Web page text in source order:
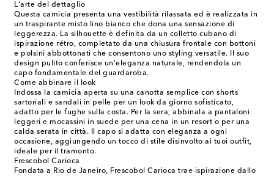
L'arte del dettaglio
Questa camicia presenta una vestibilità rilassata ed è realizzata in
un traspirante misto lino bianco che dona una sensazione di
leggerezza. La silhouette è definita da un colletto cubano di
ispirazione rétro, completato da una chiusura frontale con bottoni
e polsini abbottonati che consentono uno styling versatile. Il suo
design pulito conferisce un'eleganza naturale, rendendola un
capo fondamentale del guardaroba.
Come abbinare il look
Indossa la camicia aperta su una canotta semplice con shorts
sartoriali e sandali in pelle per un look da giorno sofisticato,
adatto per le fughe sulla costa. Per la sera, abbinala a pantaloni
leggeri e mocassini in suede per una cena in un resort o per una
calda serata in città. Il capo si adatta con eleganza a ogni
occasione, aggiungendo un tocco di stile disinvolto ai tuoi outfit,
ideale per il tramonto.
Frescobol Carioca
Fondata a Rio de Janeiro, Frescobol Carioca trae ispirazione dallo